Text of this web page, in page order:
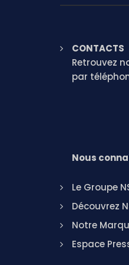
CONTACTS
Retrouvez
par
Nous
Le Groupe
Découvrez
Notre
Espace